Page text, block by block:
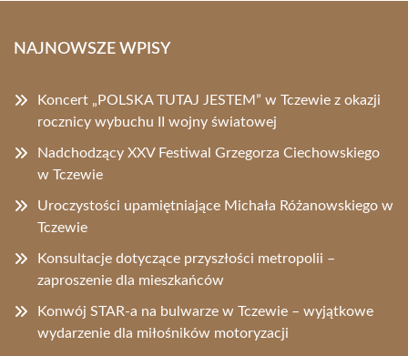
NAJNOWSZE WPISY
Koncert „POLSKA TUTAJ JESTEM” w Tczewie z okazji
rocznicy wybuchu II wojny światowej
Nadchodzący XXV Festiwal Grzegorza Ciechowskiego
w Tczewie
Uroczystości upamiętniające Michała Różanowskiego w
Tczewie
Konsultacje dotyczące przyszłości metropolii –
zaproszenie dla mieszkańców
Konwój STAR-a na bulwarze w Tczewie – wyjątkowe
wydarzenie dla miłośników motoryzacji